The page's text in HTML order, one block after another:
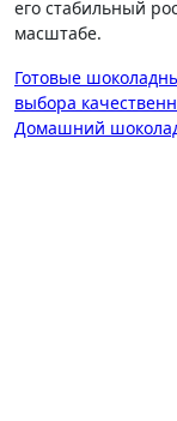
его стабильный
масштабе.
Навигация
по
Готовые
выбора
Домашний